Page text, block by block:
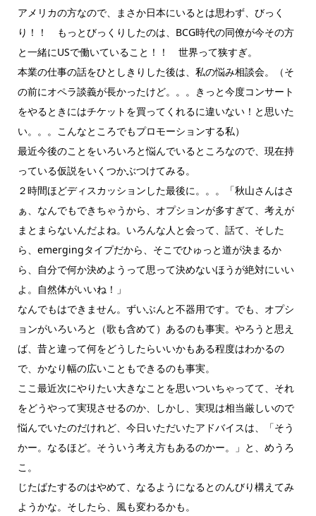
アメリカの方なので、まさか日本にいるとは思わず、びっく
り！！ もっとびっくりしたのは、BCG時代の同僚が今その方
と一緒にUSで働いていること！！ 世界って狭すぎ。
本業の仕事の話をひとしきりした後は、私の悩み相談会。（そ
の前にオペラ談義が長かったけど。。。きっと今度コンサート
をやるときにはチケットを買ってくれるに違いない！と思いた
い。。。こんなところでもプロモーションする私）
最近今後のことをいろいろと悩んでいるところなので、現在持
っている仮説をいくつかぶつけてみる。
２時間ほどディスカッションした最後に。。。「秋山さんはさ
ぁ、なんでもできちゃうから、オプションが多すぎて、考えが
まとまらないんだよね。いろんな人と会って、話て、そした
ら、emergingタイプだから、そこでひゅっと道が決まるか
ら、自分で何か決めようって思って決めないほうが絶対にいい
よ。自然体がいいね！」
なんでもはできません。ずいぶんと不器用です。でも、オプシ
ョンがいろいろと（歌も含めて）あるのも事実。やろうと思え
ば、昔と違って何をどうしたらいいかもある程度はわかるの
で、かなり幅の広いこともできるのも事実。
ここ最近次にやりたい大きなことを思いついちゃってて、それ
をどうやって実現させるのか、しかし、実現は相当厳しいので
悩んでいたのだけれど、今日いただいたアドバイスは、「そう
かー。なるほど。そういう考え方もあるのかー。」と、めうろ
こ。
じたばたするのはやめて、なるようになるとのんびり構えてみ
ようかな。そしたら、風も変わるかも。